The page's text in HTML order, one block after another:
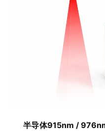
半导体915nm /